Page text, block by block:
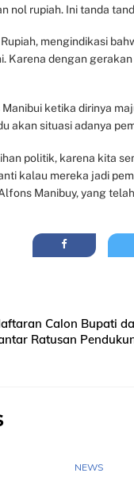
nol rupiah. Ini tanda
mengindikasi
Karena dengan
ketika dirinya
akan situasi adanya
politik, karena kita
kalau mereka jadi
Manibuy, yang
Calon Bupati
Ratusan
NEWS